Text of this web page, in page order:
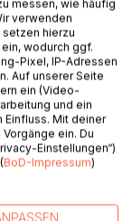
Teile bei
ein tolles und
vielen
im
die man
messen, wie häufig
verwenden
hierzu
wodurch ggf.
Pixel, IP-Adressen
Auf unserer Seite
ein (Video-
und ein
Einfluss. Mit deiner
ein. Du
Einstellungen“)
BoD-Impressum)